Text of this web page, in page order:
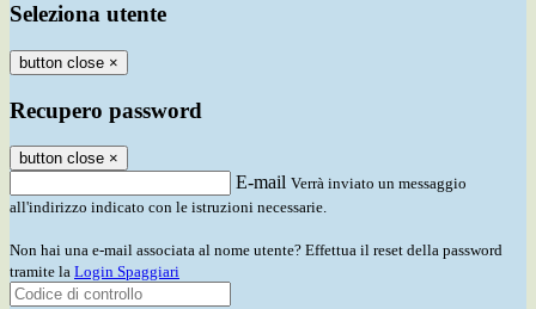
Seleziona utente
button close ×
Recupero password
button close ×
E-mail Verrà inviato un messaggio
all'indirizzo indicato con le istruzioni necessarie.
Non hai una e-mail associata al nome utente? Effettua il reset della password
tramite la Login Spaggiari